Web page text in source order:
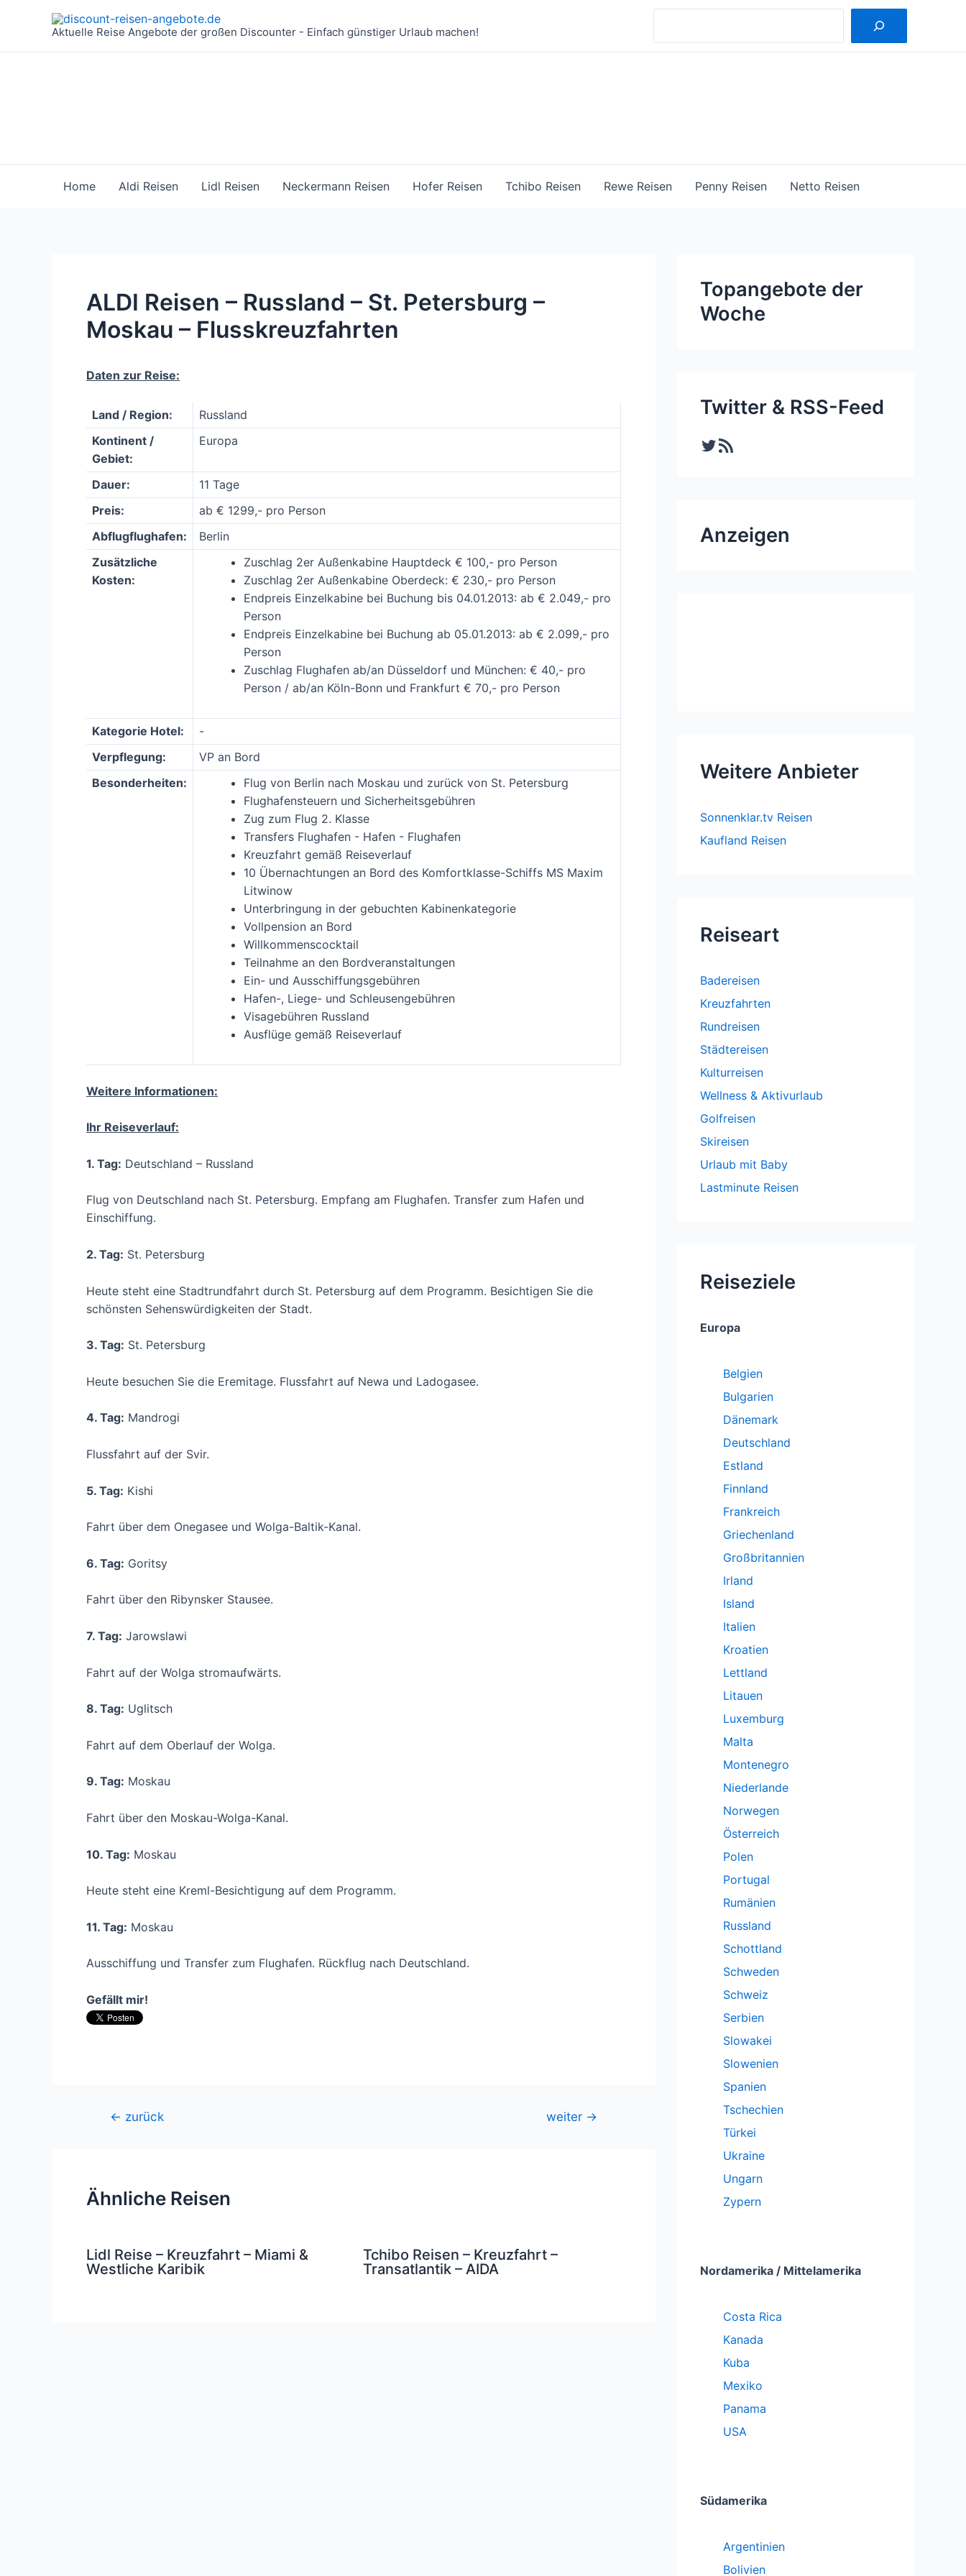
Aktuelle Reise Angebote der großen Discounter - Einfach günstiger Urlaub machen!
Home Aldi Reisen Lidl Reisen Neckermann Reisen Hofer Reisen Tchibo Reisen Rewe Reisen Penny Reisen Netto Reisen
ALDI Reisen – Russland – St. Petersburg –
Moskau – Flusskreuzfahrten
Daten zur Reise:
Land / Region:
Russland
Kontinent /
Gebiet:
Europa
Dauer:
11 Tage
Preis:
ab € 1299,- pro Person
Abflugflughafen:
Berlin
Zusätzliche
Kosten:
Zuschlag 2er Außenkabine Hauptdeck € 100,- pro Person
Zuschlag 2er Außenkabine Oberdeck: € 230,- pro Person
Endpreis Einzelkabine bei Buchung bis 04.01.2013: ab € 2.049,- pro
Person
Endpreis Einzelkabine bei Buchung ab 05.01.2013: ab € 2.099,- pro
Person
Zuschlag Flughafen ab/an Düsseldorf und München: € 40,- pro
Person / ab/an Köln-Bonn und Frankfurt € 70,- pro Person
Kategorie Hotel:
-
Verpflegung:
VP an Bord
Besonderheiten:
Flug von Berlin nach Moskau und zurück von St. Petersburg
Flughafensteuern und Sicherheitsgebühren
Zug zum Flug 2. Klasse
Transfers Flughafen - Hafen - Flughafen
Kreuzfahrt gemäß Reiseverlauf
10 Übernachtungen an Bord des Komfortklasse-Schiffs MS Maxim
Litwinow
Unterbringung in der gebuchten Kabinenkategorie
Vollpension an Bord
Willkommenscocktail
Teilnahme an den Bordveranstaltungen
Ein- und Ausschiffungsgebühren
Hafen-, Liege- und Schleusengebühren
Visagebühren Russland
Ausflüge gemäß Reiseverlauf
Weitere Informationen:
Ihr Reiseverlauf:
1. Tag: Deutschland – Russland
Flug von Deutschland nach St. Petersburg. Empfang am Flughafen. Transfer zum Hafen und
Einschiffung.
2. Tag: St. Petersburg
Heute steht eine Stadtrundfahrt durch St. Petersburg auf dem Programm. Besichtigen Sie die
schönsten Sehenswürdigkeiten der Stadt.
3. Tag: St. Petersburg
Heute besuchen Sie die Eremitage. Flussfahrt auf Newa und Ladogasee.
4. Tag: Mandrogi
Flussfahrt auf der Svir.
5. Tag: Kishi
Fahrt über dem Onegasee und Wolga-Baltik-Kanal.
6. Tag: Goritsy
Fahrt über den Ribynsker Stausee.
7. Tag: Jarowslawi
Fahrt auf der Wolga stromaufwärts.
8. Tag: Uglitsch
Fahrt auf dem Oberlauf der Wolga.
9. Tag: Moskau
Fahrt über den Moskau-Wolga-Kanal.
10. Tag: Moskau
Heute steht eine Kreml-Besichtigung auf dem Programm.
11. Tag: Moskau
Ausschiffung und Transfer zum Flughafen. Rückflug nach Deutschland.
Gefällt mir!
Beitragsnavigation
← zurück weiter →
Ähnliche Reisen
Lidl Reise – Kreuzfahrt – Miami &
Westliche Karibik
Tchibo Reisen – Kreuzfahrt –
Transatlantik – AIDA
Topangebote der
Woche
Twitter & RSS-Feed
Twitter RSS-Feed
Anzeigen
Weitere Anbieter
Sonnenklar.tv Reisen
Kaufland Reisen
Reiseart
Badereisen
Kreuzfahrten
Rundreisen
Städtereisen
Kulturreisen
Wellness & Aktivurlaub
Golfreisen
Skireisen
Urlaub mit Baby
Lastminute Reisen
Reiseziele
Europa
Belgien
Bulgarien
Dänemark
Deutschland
Estland
Finnland
Frankreich
Griechenland
Großbritannien
Irland
Island
Italien
Kroatien
Lettland
Litauen
Luxemburg
Malta
Montenegro
Niederlande
Norwegen
Österreich
Polen
Portugal
Rumänien
Russland
Schottland
Schweden
Schweiz
Serbien
Slowakei
Slowenien
Spanien
Tschechien
Türkei
Ukraine
Ungarn
Zypern
Nordamerika / Mittelamerika
Costa Rica
Kanada
Kuba
Mexiko
Panama
USA
Südamerika
Argentinien
Bolivien